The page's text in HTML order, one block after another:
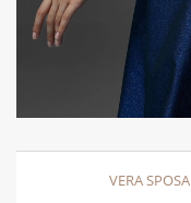
VERA SPOSA